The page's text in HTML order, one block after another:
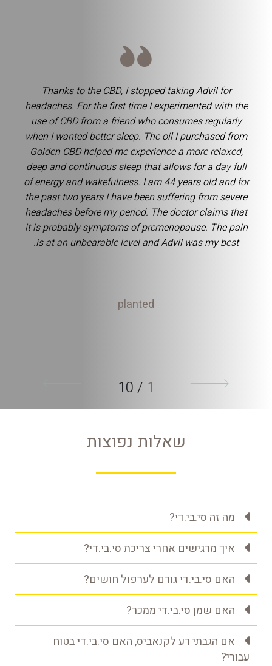
Thanks to the CBD, I stopped taking Advil for
headaches. For the first time I experimented with the
use of CBD from a friend who consumes regularly
when I wanted better sleep. The oil I purchased from
Golden CBD helped me experience a more relaxed,
deep and continuous sleep that allows for a day full
of energy and wakefulness. I am 44 years old and for
the past two years I have been suffering from severe
headaches before my period. The doctor claims that
it is probably symptoms of premenopause. The pain
is at an unbearable level and Advil was my best.
planted
1
/
10
שאלות נפוצות
מה זה סי.בי.די?
איך מרגישים אחרי צריכת סי.בי.די?
האם סי.בי.די גורם לערפול חושים?
האם שמן סי.בי.די ממכר?
אם הגבתי רע לקנאביס, האם סי.בי.די בטוח
עבורי?